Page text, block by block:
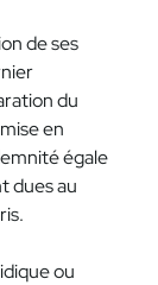
de ses
du
en
égale
dues au
ou